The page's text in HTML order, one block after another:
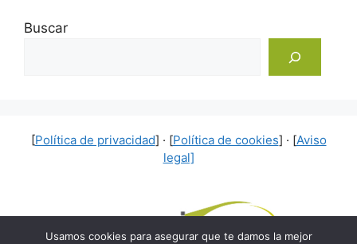
Buscar
[Política de privacidad] · [Política de cookies] · [Aviso
legal]
Usamos cookies para asegurar que te damos la mejor